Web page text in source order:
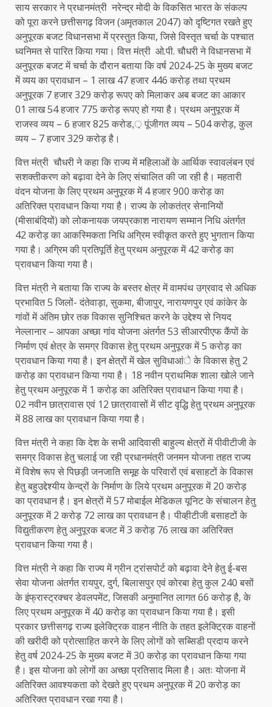
साय सरकार ने प्रधानमंत्री नरेन्द्र मोदी के विकसित भारत के संकल्प
को पूरा करने छत्तीसगढ़ विजन (अमृतकाल 2047) को दृष्टिगत रखते हुए
अनुपूरक बजट विधानसभा में प्रस्तुत किया, जिसे विस्तृत चर्चा के पश्चात
ध्वनिमत से पारित किया गया। वित्त मंत्री ओ.पी. चौधरी ने विधानसभा में
अनुपूरक बजट में चर्चा के दौरान बताया कि वर्ष 2024-25 के मुख्य बजट
में व्यय का प्रावधान – 1 लाख 47 हजार 446 करोड़ तथा प्रथम
अनुपूरक 7 हजार 329 करोड़ रूपए को मिलाकर अब बजट का आकार
01 लाख 54 हजार 775 करोड़ रूपए हो गया है। प्रथम अनुपूरक में
राजस्व व्यय – 6 हजार 825 करोड,़ पूंजीगत व्यय – 504 करोड़, कुल
व्यय – 7 हजार 329 करोड़ है।
वित्त मंत्री चौधरी ने कहा कि राज्य में महिलाओं के आर्थिक स्वावलंबन एवं
सशक्तीकरण को बढ़ावा देने के लिए संचालित की जा रही है। महतारी
वंदन योजना के लिए प्रथम अनुपूरक में 4 हजार 900 करोड़ का
अतिरिक्त प्रावधान किया गया है। राज्य के लोकतंत्र सेनानियों
(मीसाबंदियों) को लोकनायक जयप्रकाश नारायण सम्मान निधि अंतर्गत
42 करोड़ का आकस्मिकता निधि अग्रिम स्वीकृत करते हुए भुगतान किया
गया है। अग्रिम की प्रतिपूर्ति हेतु प्रथम अनुपूरक में 42 करोड़ का
प्रावधान किया गया है।
वित्त मंत्री ने बताया कि राज्य के बस्तर क्षेत्र में वामपंथ उग्रवाद से अधिक
प्रभावित 5 जिलों- दंतेवाड़ा, सुकमा, बीजापुर, नारायणपुर एवं कांकेर के
गांवों में अंतिम छोर तक विकास सुनिश्चित करने के उद्देश्य से नियद
नेल्लानार – आपका अच्छा गांव योजना अंतर्गत 53 सीआरपीएफ कैंपों के
निर्माण एवं क्षेत्र के समग्र विकास हेतु प्रथम अनुपूरक में 5 करोड़ का
प्रावधान किया गया है। इन क्षेत्रों में खेल सुविधाआंे के विकास हेतु 2
करोड़ का प्रावधान किया गया है। 18 नवीन प्राथमिक शाला खोले जाने
हेतु प्रथम अनुपूरक में 1 करोड़ का अतिरिक्त प्रावधान किया गया है।
02 नवीन छात्रावास एवं 12 छात्रावासों में सीट वृद्धि हेतु प्रथम अनुपूरक
में 88 लाख का प्रावधान किया गया है।
वित्त मंत्री ने कहा कि देश के सभी आदिवासी बाहुल्य क्षेत्रों में पीवीटीजी के
समग्र विकास हेतु चलाई जा रही प्रधानमंत्री जनमन योजना तहत राज्य
में विशेष रूप से पिछड़ी जनजाति समूह के परिवारों एवं बसाहटों के विकास
हेतु बहुउद्देश्यीय केन्द्रों के निर्माण के लिये प्रथम अनुपूरक में 20 करोड़
का प्रावधान है। इन क्षेत्रों में 57 मोबाईल मेडिकल यूनिट के संचालन हेतु
अनुपूरक में 2 करोड़ 72 लाख का प्रावधान है। पीव्हीटीजी बसाहटों के
विद्युतीकरण हेतु अनुपूरक बजट में 3 करोड़ 76 लाख का अतिरिक्त
प्रावधान किया गया है।
वित्त मंत्री ने कहा कि राज्य में ग्रीन ट्रांसपोर्ट को बढ़ावा देने हेतु ई-बस
सेवा योजना अंतर्गत रायपुर, दुर्ग, बिलासपुर एवं कोरबा हेतु कुल 240 बसों
के इंफ्रास्ट्रक्चर डेवलपमेंट, जिसकी अनुमानित लागत 66 करोड़ है, के
लिए प्रथम अनुपूरक में 40 करोड़ का प्रावधान किया गया है। इसी
प्रकार छत्तीसगढ़ राज्य इलेक्ट्रिक वाहन नीति के तहत इलेक्ट्रिक वाहनों
की खरीदी को प्रोत्साहित करने के लिए लोगों को सब्सिडी प्रदाय करने
हेतु वर्ष 2024-25 के मुख्य बजट में 30 करोड़ का प्रावधान किया गया
है। इस योजना को लोगों का अच्छा प्रतिसाद मिला है। अतः योजना में
अतिरिक्त आवश्यकता को देखते हुए प्रथम अनुपूरक में 20 करोड़ का
अतिरिक्त प्रावधान रखा गया है।